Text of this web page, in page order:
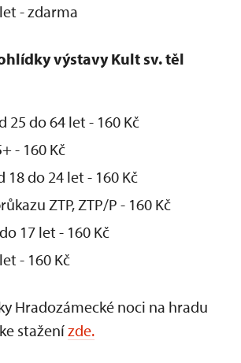
- zdarma
výstavy Kult sv. těl
25 do 64 let - 160 Kč
- 160 Kč
18 do 24 let - 160 Kč
ZTP, ZTP/P - 160 Kč
17 let - 160 Kč
- 160 Kč
Hradozámecké noci na hradu
staženízde.